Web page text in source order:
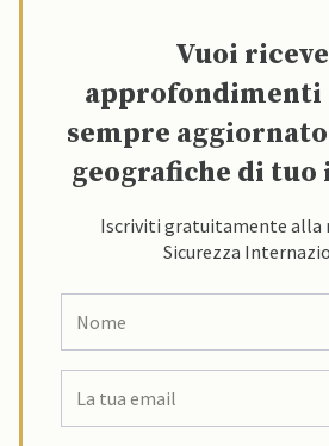
Vuoi
approfondimenti
sempre
geografiche di tuo
Iscriviti gratuitamente alla
Sicurezza